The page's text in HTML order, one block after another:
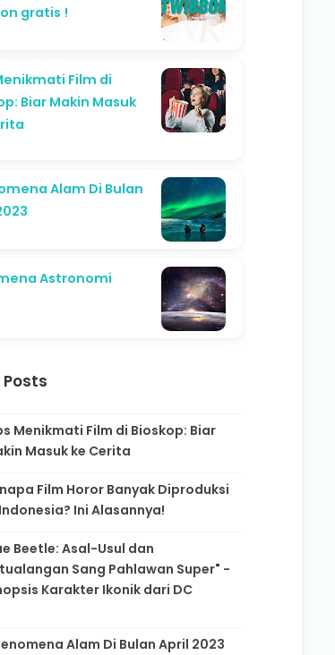
gratis !
Film di
Biar Makin Masuk
Alam Di Bulan
Astronomi
Menikmati Film di Bioskop: Biar
Masuk ke Cerita
Film Horor Banyak Diproduksi
Ini Alasannya!
Beetle: Asal-Usul dan
Sang Pahlawan Super" -
Karakter Ikonik dari DC
Alam Di Bulan April 2023